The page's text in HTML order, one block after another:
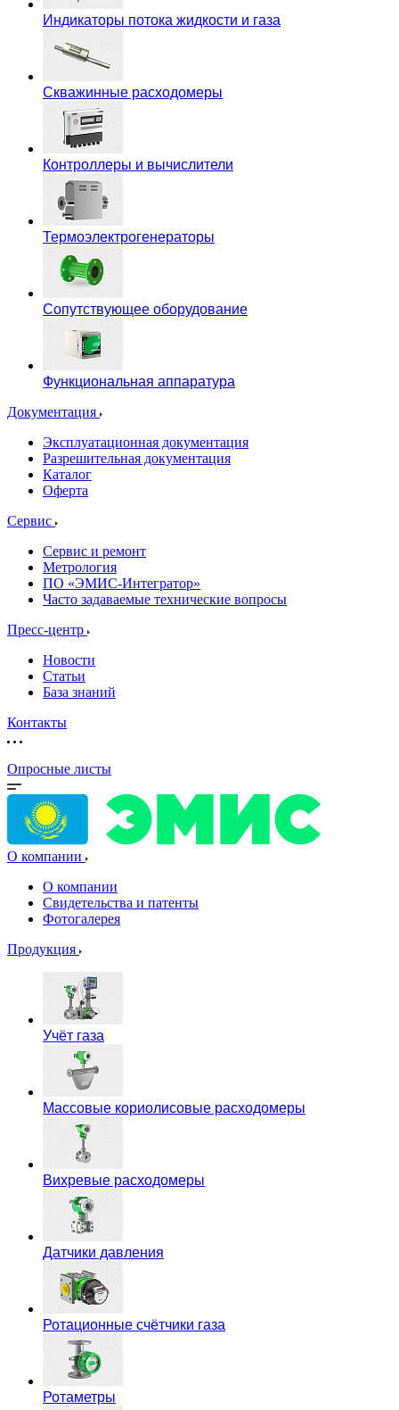
Индикаторы потока жидкости и газа
Скважинные расходомеры
Контроллеры и вычислители
Термоэлектрогенераторы
Сопутствующее оборудование
Функциональная аппаратура
Документация
Эксплуатационная документация
Разрешительная документация
Каталог
Оферта
Сервис
Сервис и ремонт
Метрология
ПО «ЭМИС-Интегратор»
Часто задаваемые технические вопросы
Пресс-центр
Новости
Статьи
База знаний
Контакты
Опросные листы
О компании
О компании
Свидетельства и патенты
Фотогалерея
Продукция
Учёт газа
Массовые кориолисовые расходомеры
Вихревые расходомеры
Датчики давления
Ротационные счётчики газа
Ротаметры